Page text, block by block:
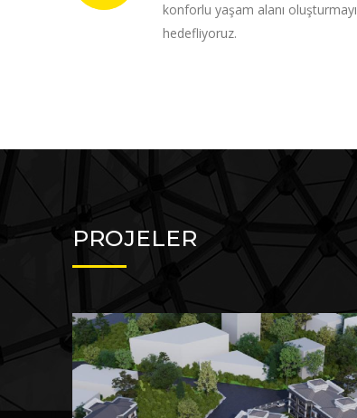
konforlu yaşam alanı oluşturmayı
hedefliyoruz.
PROJELER